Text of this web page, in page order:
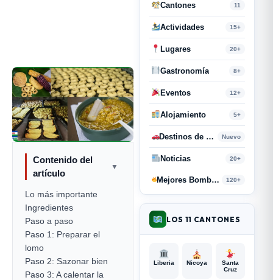
Contenido del
artículo
▼
Lo más importante
Ingredientes
Paso a paso
Paso 1: Preparar el
lomo
Paso 2: Sazonar bien
Paso 3: A calentar la
Cantones 11
Actividades 15+
Lugares 20+
Gastronomía 8+
Eventos 12+
Alojamiento 5+
Destinos de Paso Nuevo
Noticias 20+
Mejores Bombas y Retahílas 120+
LOS 11 CANTONES
Liberia Nicoya
Santa
Cruz